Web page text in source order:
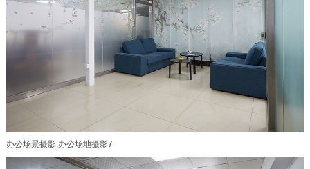
办公场景摄影,办公场地摄影7